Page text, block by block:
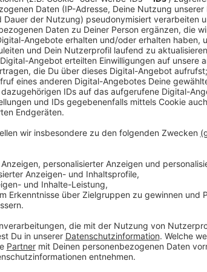
Im Schnitt bekommen die Arbeitnehmer jetzt
Mindestlohn in den Gewerben als auch der
Betriebe, die sich überhaupt an die Tarife
Streiks gedroht, sollte keine Tarifanpassung
und Bauarbeiter jetzt attraktiver machen. Dafür
der Azubis wurden angehoben.
Anzeige
Mehr Meldungen aus Leverkusen
Anzeige